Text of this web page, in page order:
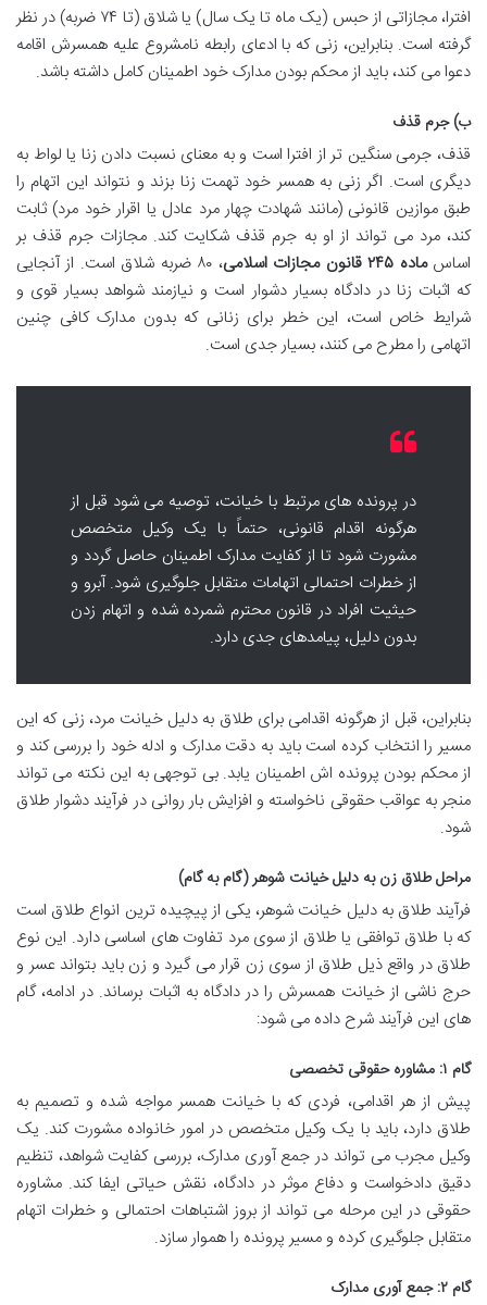
افترا، مجازاتی از حبس (یک ماه تا یک سال) یا شلاق (تا ۷۴ ضربه) در نظر
گرفته است. بنابراین، زنی که با ادعای رابطه نامشروع علیه همسرش اقامه
دعوا می کند، باید از محکم بودن مدارک خود اطمینان کامل داشته باشد.
ب) جرم قذف
قذف، جرمی سنگین تر از افترا است و به معنای نسبت دادن زنا یا لواط به
دیگری است. اگر زنی به همسر خود تهمت زنا بزند و نتواند این اتهام را
طبق موازین قانونی (مانند شهادت چهار مرد عادل یا اقرار خود مرد) ثابت
کند، مرد می تواند از او به جرم قذف شکایت کند. مجازات جرم قذف بر
اساسماده ۲۴۵ قانون مجازات اسلامی
، ۸۰ ضربه شلاق است. از آنجایی
که اثبات زنا در دادگاه بسیار دشوار است و نیازمند شواهد بسیار قوی و
شرایط خاص است، این خطر برای زنانی که بدون مدارک کافی چنین
اتهامی را مطرح می کنند، بسیار جدی است.
در پرونده های مرتبط با خیانت، توصیه می شود قبل از
هرگونه اقدام قانونی، حتماً با یک وکیل متخصص
مشورت شود تا از کفایت مدارک اطمینان حاصل گردد و
از خطرات احتمالی اتهامات متقابل جلوگیری شود. آبرو و
حیثیت افراد در قانون محترم شمرده شده و اتهام زدن
بدون دلیل، پیامدهای جدی دارد.
بنابراین، قبل از هرگونه اقدامی برای طلاق به دلیل خیانت مرد، زنی که این
مسیر را انتخاب کرده است باید به دقت مدارک و ادله خود را بررسی کند و
از محکم بودن پرونده اش اطمینان یابد. بی توجهی به این نکته می تواند
منجر به عواقب حقوقی ناخواسته و افزایش بار روانی در فرآیند دشوار طلاق
شود.
مراحل طلاق زن به دلیل خیانت شوهر (گام به گام)
فرآیند طلاق به دلیل خیانت شوهر، یکی از پیچیده ترین انواع طلاق است
که با طلاق توافقی یا طلاق از سوی مرد تفاوت های اساسی دارد. این نوع
طلاق در واقع ذیل طلاق از سوی زن قرار می گیرد و زن باید بتواند عسر و
حرج ناشی از خیانت همسرش را در دادگاه به اثبات برساند. در ادامه، گام
های این فرآیند شرح داده می شود:
گام ۱: مشاوره حقوقی تخصصی
پیش از هر اقدامی، فردی که با خیانت همسر مواجه شده و تصمیم به
طلاق دارد، باید با یک وکیل متخصص در امور خانواده مشورت کند. یک
وکیل مجرب می تواند در جمع آوری مدارک، بررسی کفایت شواهد، تنظیم
دقیق دادخواست و دفاع موثر در دادگاه، نقش حیاتی ایفا کند. مشاوره
حقوقی در این مرحله می تواند از بروز اشتباهات احتمالی و خطرات اتهام
متقابل جلوگیری کرده و مسیر پرونده را هموار سازد.
گام ۲: جمع آوری مدارک